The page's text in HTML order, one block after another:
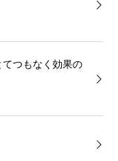
てつもなく効果の